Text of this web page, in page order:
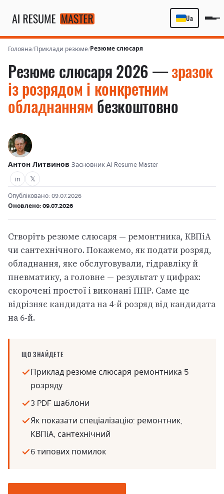
Ua
Головна/ Приклади резюме/Резюме слюсаря
Резюме слюсаря 2026 —зразок
із розрядом і конкретним
обладнаннямбезкоштовно
Антон Литвинов Засновник AI Resume Master
in 𝕏
Опубліковано: 09.07.2026
Оновлено: 09.07.2026
Створіть резюме слюсаря — ремонтника, КВПіА
чи сантехнічного. Покажемо, як подати розряд,
обладнання, яке обслуговували, гідравліку й
пневматику, а головне — результат у цифрах:
скорочені простої і виконані ППР. Саме це
відрізняє кандидата на 4-й розряд від кандидата
на 6-й.
ЩО ЗНАЙДЕТЕ
Приклад резюме слюсаря-ремонтника 5
розряду
3 PDF шаблони
Як показати спеціалізацію: ремонтник,
КВПіА, сантехнічний
6 типових помилок